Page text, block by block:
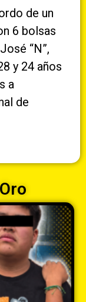
de un
6 bolsas
“N”,
y 24 años
a
de